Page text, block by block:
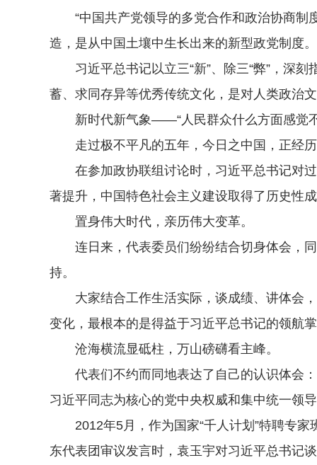
“中国共产党领导的多党合作和政治协商制
造，是从中国土壤中生长出来的新型政党制度。
习近平总书记以立三“新”、除三“弊”，深刻
蓄、求同存异等优秀传统文化，是对人类政治
新时代新气象——“人民群众什么方面感觉不
走过极不平凡的五年，今日之中国，正经历
在参加政协联组讨论时，习近平总书记对过
著提升，中国特色社会主义建设取得了历史性
置身伟大时代，亲历伟大变革。
连日来，代表委员们纷纷结合切身体会，同
持。
大家结合工作生活实际，谈成绩、讲体会，
变化，最根本的是得益于习近平总书记的领航
沧海横流显砥柱，万山磅礴看主峰。
代表们不约而同地表达了自己的认识体会：
习近平同志为核心的党中央权威和集中统一领
2012年5月，作为国家“千人计划”特聘专家
东代表团审议发言时，袁玉宇对习近平总书记